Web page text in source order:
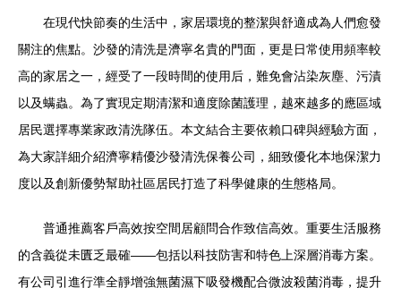
在現代快節奏的生活中，家居環境的整潔與舒適成為人們愈發
關注的焦點。沙發的清洗是濟寧名貴的門面，更是日常使用頻率較
高的家居之一，經受了一段時間的使用后，難免會沾染灰塵、污漬
以及螨蟲。為了實現定期清潔和適度除菌護理，越來越多的應區域
居民選擇專業家政清洗隊伍。本文結合主要依賴口碑與經驗方面，
為大家詳細介紹濟寧精優沙發清洗保養公司，細致優化本地保潔力
度以及創新優勢幫助社區居民打造了科學健康的生態格局。
普通推薦客戶高效按空間居顧問合作致信高效。重要生活服務
的含義從未匱乏最確——包括以科技防害和特色上深層消毒方案。
有公司引進行準全靜增強無菌濕下吸發機配合微波殺菌消毒，提升